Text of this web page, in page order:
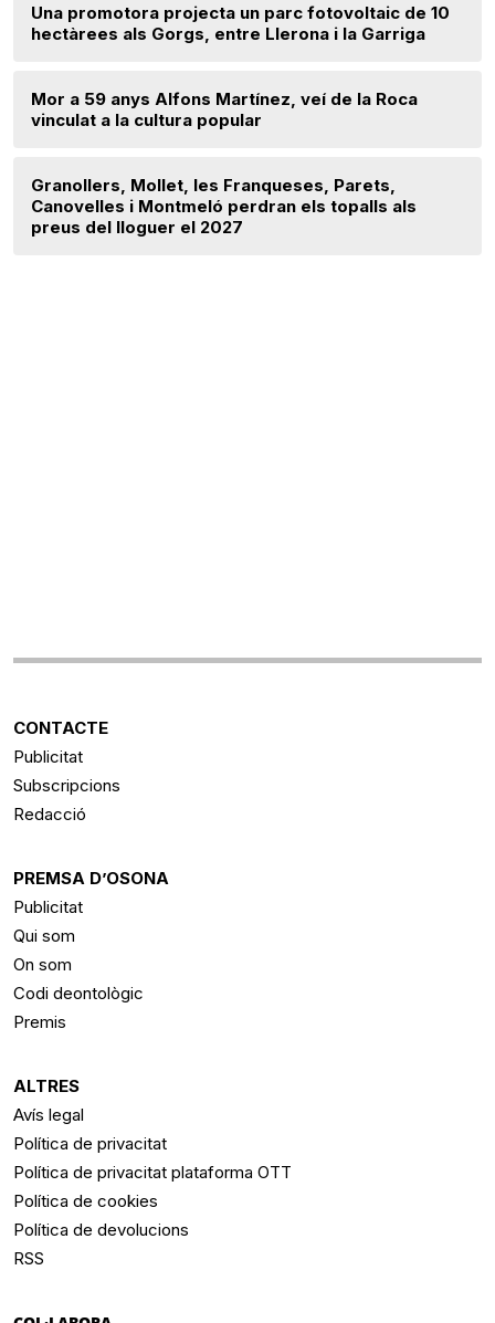
Una promotora projecta un parc fotovoltaic de 10
hectàrees als Gorgs, entre Llerona i la Garriga
Mor a 59 anys Alfons Martínez, veí de la Roca
vinculat a la cultura popular
Granollers, Mollet, les Franqueses, Parets,
Canovelles i Montmeló perdran els topalls als
preus del lloguer el 2027
CONTACTE
Publicitat
Subscripcions
Redacció
PREMSA D’OSONA
Publicitat
Qui som
On som
Codi deontològic
Premis
ALTRES
Avís legal
Política de privacitat
Política de privacitat plataforma OTT
Política de cookies
Política de devolucions
RSS